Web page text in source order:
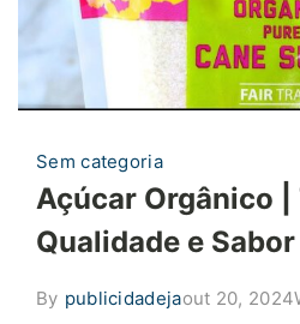
Sem categoria
Açúcar Orgânico |
Qualidade e
By publicidadejaout 20, 2024